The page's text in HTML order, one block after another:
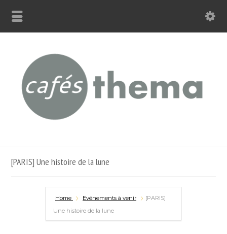
[PARIS] Une histoire de la lune
Home Evénements à venir
[PARIS]
Une histoire de la lune